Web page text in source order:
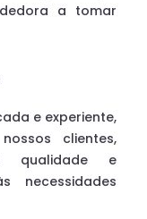
a tomar
e experiente,
clientes,
qualidade e
necessidades